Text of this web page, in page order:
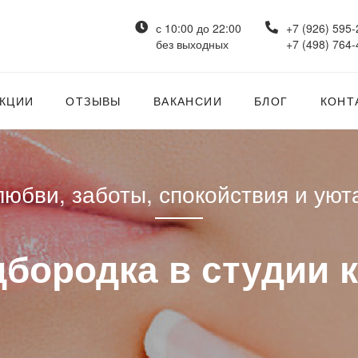
с 10:00 до 22:00
без выходных
+7 (926)
+7 (498)
ОТЗЫВЫ ВАКАНСИИ БЛОГ
заботы, спокойствия и
в студии